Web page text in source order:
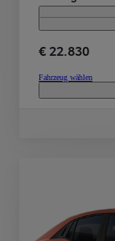
€ 22.830
Fahrzeug wählen